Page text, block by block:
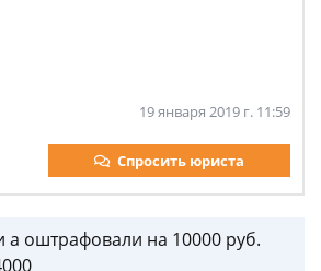
19 января 2019 г. 11:59
Спросить юриста
а оштрафовали на 10000 руб.